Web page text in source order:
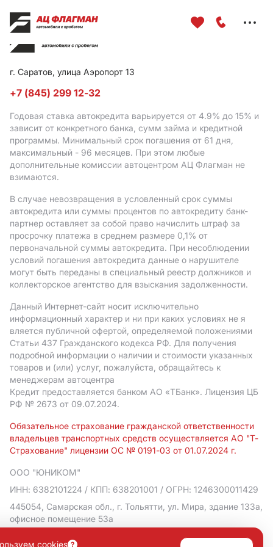
г. Саратов, улица Аэропорт 13
+7 (845) 299 12-32
Годовая ставка автокредита варьируется от 4.9% до 15% и
зависит от конкретного банка, сумм займа и кредитной
программы. Минимальный срок погашения от 61 дня,
максимальный - 96 месяцев. При этом любые
дополнительные комиссии автоцентром АЦ Флагман не
взимаются.
В случае невозвращения в условленный срок суммы
автокредита или суммы процентов по автокредиту банк-
партнер оставляет за собой право начислить штраф за
просрочку платежа в среднем размере 0,1% от
первоначальной суммы автокредита. При несоблюдении
условий погашения автокредита данные о нарушителе
могут быть переданы в специальный реестр должников и
коллекторское агентство для взыскания задолженности.
Данный Интернет-сайт носит исключительно
информационный характер и ни при каких условиях не я
вляется публичной офертой, определяемой положениями
Статьи 437 Гражданского кодекса РФ. Для получения
подробной информации о наличии и стоимости указанных
товаров и (или) услуг, пожалуйста, обращайтесь к
менеджерам автоцентра
Кредит предоставляется банком АO «ТБанк». Лицензия ЦБ
РФ № 2673 от 09.07.2024.
Обязательное страхование гражданской ответственности
владельцев транспортных средств осуществляется АО "Т-
Страхование" лицензии ОС № 0191-03 от 01.07.2024 г.
ООО "ЮНИКОМ"
ИНН: 6382101224 / КПП: 638201001 / ОГРН: 1246300011429
445054, Самарская обл., г. Тольятти, ул. Мира, здание 133а,
офисное помещение 53а
Политика в отношении обработки персональных данных
cookies